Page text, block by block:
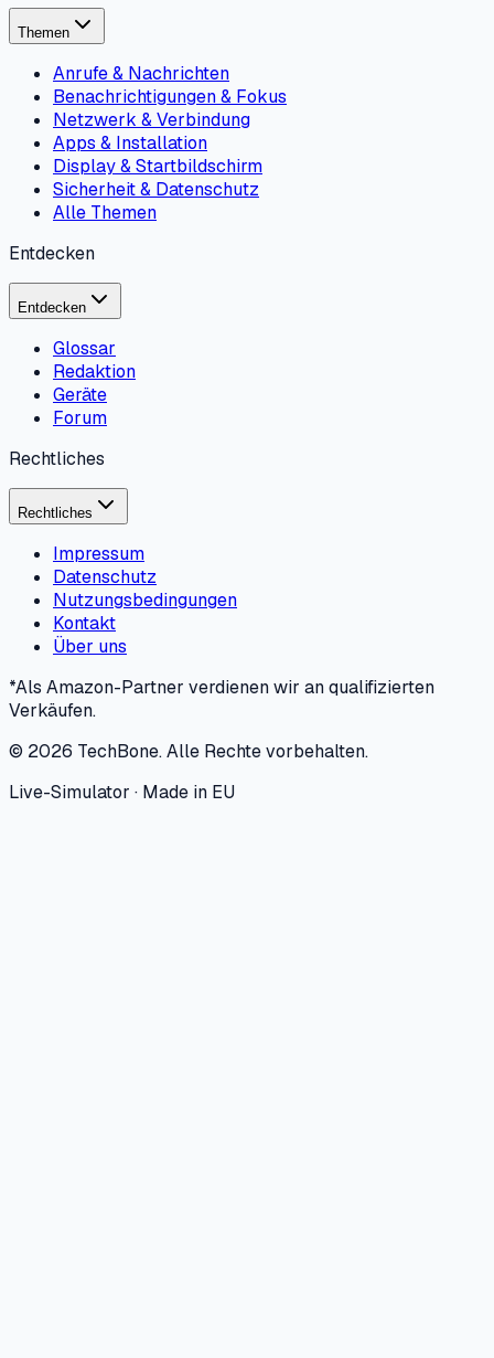
Themen
Anrufe & Nachrichten
Benachrichtigungen & Fokus
Netzwerk & Verbindung
Apps & Installation
Display & Startbildschirm
Sicherheit & Datenschutz
Alle Themen
Entdecken
Entdecken
Glossar
Redaktion
Geräte
Forum
Rechtliches
Rechtliches
Impressum
Datenschutz
Nutzungsbedingungen
Kontakt
Über uns
*Als Amazon-Partner verdienen wir an qualifizierten
Verkäufen.
© 2026 TechBone.Alle Rechte vorbehalten.
Live-Simulator · Made in EU